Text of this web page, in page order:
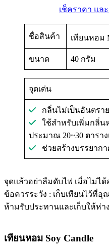
เช็คราคา แล
ชื่อสินค้า เทียนหอม
ขนาด 40 กรัม
จุดเด่น
กลิ่นไม่เป็นอันตรา
ใช้สำหรับเพิ่มกลิ่น
ประมาณ 20~30 ตาราง
ช่วยสร้างบรรยาก
จุดแล้วอย่าลืมดับไฟ เมื่อไม่ได้
ข้อควรระวัง : เก็บเทียนไว้ที่
ห้ามรับประทานและเก็บให้ห่า
เทียนหอม Soy Candle